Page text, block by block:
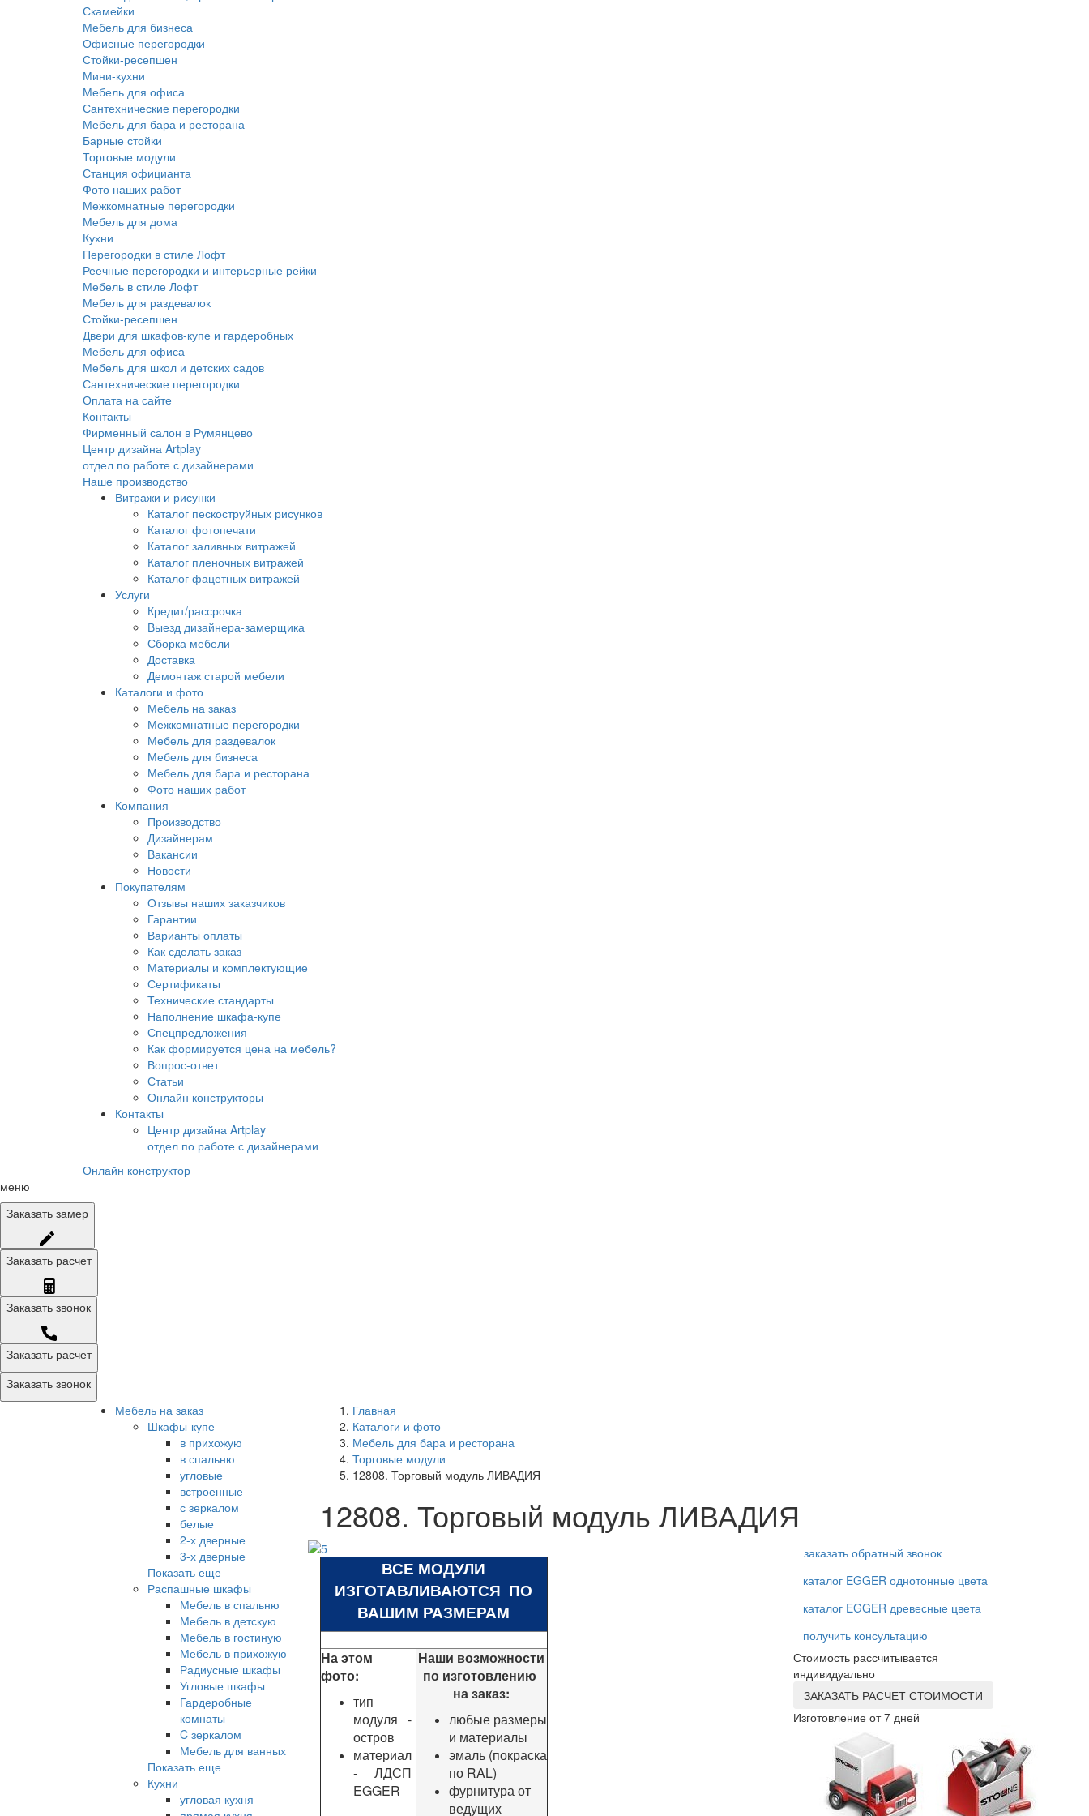
Скамейки
Мебель для бизнеса
Офисные перегородки
Стойки-ресепшен
Мини-кухни
Мебель для офиса
Сантехнические перегородки
Мебель для бара и ресторана
Барные стойки
Торговые модули
Станция официанта
Фото наших работ
Межкомнатные перегородки
Мебель для дома
Кухни
Перегородки в стиле Лофт
Реечные перегородки и интерьерные рейки
Мебель в стиле Лофт
Мебель для раздевалок
Стойки-ресепшен
Двери для шкафов-купе и гардеробных
Мебель для офиса
Мебель для школ и детских садов
Сантехнические перегородки
Оплата на сайте
Контакты
Фирменный салон в Румянцево
Центр дизайна Artplay
отдел по работе с дизайнерами
Наше производство
Витражи и рисунки
Каталог пескоструйных рисунков
Каталог фотопечати
Каталог заливных витражей
Каталог пленочных витражей
Каталог фацетных витражей
Услуги
Кредит/рассрочка
Выезд дизайнера-замерщика
Сборка мебели
Доставка
Демонтаж старой мебели
Каталоги и фото
Мебель на заказ
Межкомнатные перегородки
Мебель для раздевалок
Мебель для бизнеса
Мебель для бара и ресторана
Фото наших работ
Компания
Производство
Дизайнерам
Вакансии
Новости
Покупателям
Отзывы наших заказчиков
Гарантии
Варианты оплаты
Как сделать заказ
Материалы и комплектующие
Сертификаты
Технические стандарты
Наполнение шкафа-купе
Спецпредложения
Как формируется цена на мебель?
Вопрос-ответ
Статьи
Онлайн конструкторы
Контакты
Центр дизайна Artplay
отдел по работе с дизайнерами
Онлайн конструктор
меню
Заказать замер
Заказать расчет
Заказать звонок
Заказать расчет
Заказать звонок
Мебель на заказ
Шкафы-купе
в прихожую
в спальню
угловые
встроенные
с зеркалом
белые
2-х дверные
3-х дверные
Показать еще
Распашные шкафы
Мебель в спальню
Мебель в детскую
Мебель в гостиную
Мебель в прихожую
Радиусные шкафы
Угловые шкафы
Гардеробные
комнаты
C зеркалом
Мебель для ванных
Показать еще
Кухни
угловая кухня
Главная
Каталоги и фото
Мебель для бара и ресторана
Торговые модули
12808. Торговый модуль ЛИВАДИЯ
12808. Торговый модуль ЛИВАДИЯ
ВСЕ МОДУЛИ
ИЗГОТАВЛИВАЮТСЯ ПО
ВАШИМ РАЗМЕРАМ
На этом
фото:
тип
модуля -
остров
материал
- ЛДСП
EGGER
Наши возможности
по изготовлению
на заказ:
любые размеры
и материалы
эмаль (покраска
по RAL)
фурнитура от
ведущих
заказать обратный звонок
каталог EGGER однотонные цвета
каталог EGGER древесные цвета
получить консультацию
Стоимость рассчитывается
индивидуально
ЗАКАЗАТЬ РАСЧЕТ СТОИМОСТИ
Изготовление от 7 дней